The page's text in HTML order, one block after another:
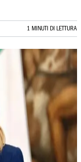
1 MINUTI DI LETTURA